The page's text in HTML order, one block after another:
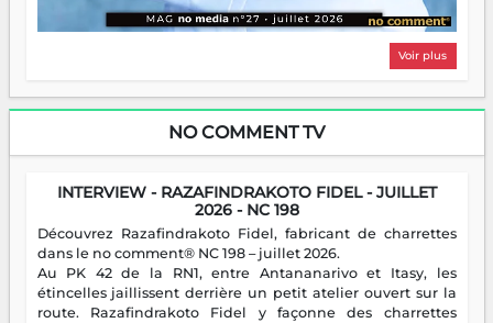
Voir plus
NO COMMENT TV
INTERVIEW - RAZAFINDRAKOTO FIDEL - JUILLET
2026 - NC 198
Découvrez Razafindrakoto Fidel, fabricant de charrettes
dans le no comment® NC 198 – juillet 2026.
Au PK 42 de la RN1, entre Antananarivo et Itasy, les
étincelles jaillissent derrière un petit atelier ouvert sur la
route. Razafindrakoto Fidel y façonne des charrettes